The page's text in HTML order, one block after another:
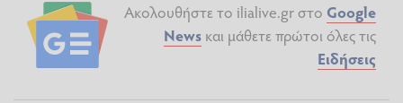
Ακολουθήστε το ilialive.gr στο Google
News και μάθετε πρώτοι όλες τις
Ειδήσεις